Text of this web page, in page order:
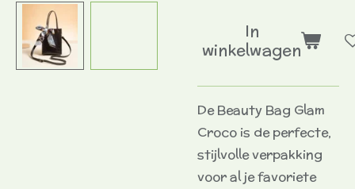
In
winkelwagen
De Beauty Bag Glam
Croco is de perfecte,
stijlvolle verpakking
voor al je favoriete